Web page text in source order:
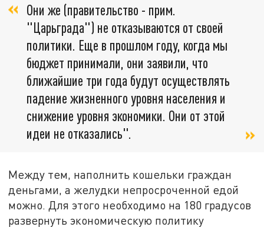
Они же (правительство - прим.
"Царьграда") не отказываются от своей
политики. Еще в прошлом году, когда мы
бюджет принимали, они заявили, что
ближайшие три года будут осуществлять
падение жизненного уровня населения и
снижение уровня экономики. Они от этой
идеи не отказались".
Между тем, наполнить кошельки граждан
деньгами, а желудки непросроченной едой
можно. Для этого необходимо на 180 градусов
развернуть экономическую политику